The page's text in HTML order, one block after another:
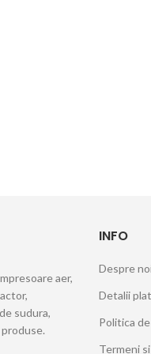
aer,
sudura,
INFO
Despre
Detalii
Politica
Termeni